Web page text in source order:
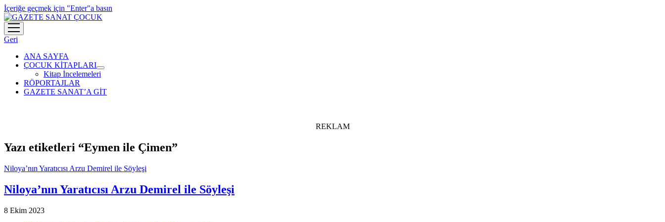
İçeriğe geçmek için "Enter"a basın
menüyü
aç
Geri
ANA SAYFA
ÇOCUK KİTAPLARI
menüyü
aç
Kitap İncelemeleri
RÖPORTAJLAR
GAZETE SANAT’A GİT
REKLAM
Yazı etiketleri “Eymen ile Çimen”
Niloya’nın Yaratıcısı Arzu Demirel ile Söyleşi
Niloya’nın Yaratıcısı Arzu Demirel ile Söyleşi
8 Ekim 2023